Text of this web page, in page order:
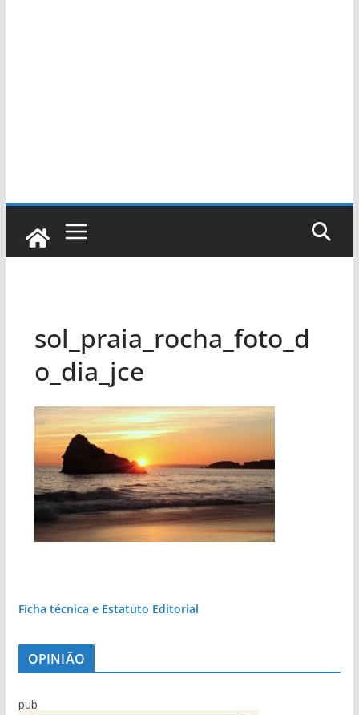
sol_praia_rocha_foto_d
o_dia_jce
Ficha técnica e Estatuto Editorial
OPINIÃO
pub